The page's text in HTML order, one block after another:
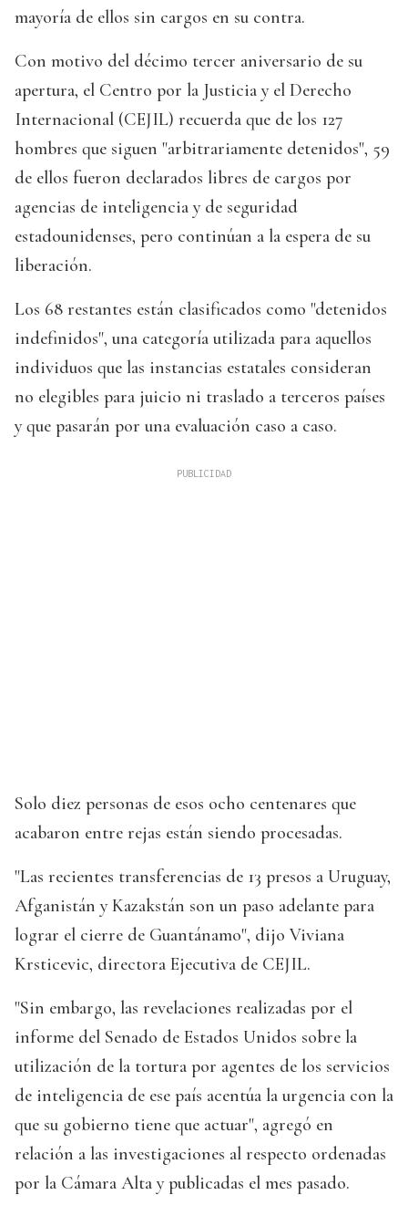
mayoría de ellos sin cargos en su contra.
Con motivo del décimo tercer aniversario de su
apertura, el Centro por la Justicia y el Derecho
Internacional (CEJIL) recuerda que de los 127
hombres que siguen "arbitrariamente detenidos", 59
de ellos fueron declarados libres de cargos por
agencias de inteligencia y de seguridad
estadounidenses, pero continúan a la espera de su
liberación.
Los 68 restantes están clasificados como "detenidos
indefinidos", una categoría utilizada para aquellos
individuos que las instancias estatales consideran
no elegibles para juicio ni traslado a terceros países
y que pasarán por una evaluación caso a caso.
Solo diez personas de esos ocho centenares que
acabaron entre rejas están siendo procesadas.
"Las recientes transferencias de 13 presos a Uruguay,
Afganistán y Kazakstán son un paso adelante para
lograr el cierre de Guantánamo", dijo Viviana
Krsticevic, directora Ejecutiva de CEJIL.
"Sin embargo, las revelaciones realizadas por el
informe del Senado de Estados Unidos sobre la
utilización de la tortura por agentes de los servicios
de inteligencia de ese país acentúa la urgencia con la
que su gobierno tiene que actuar", agregó en
relación a las investigaciones al respecto ordenadas
por la Cámara Alta y publicadas el mes pasado.